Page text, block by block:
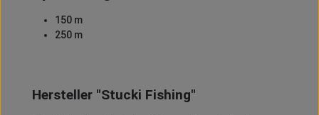
150 m
250 m
Hersteller "Stucki Fishing"